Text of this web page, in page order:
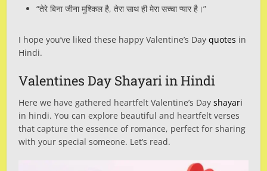
“तेरे बिना जीना मुश्किल है, तेरा साथ ही मेरा सच्चा प्यार है।”
I hope you’ve liked these happy Valentine’s Dayquotes in
Hindi.
Valentines Day Shayari in Hindi
Here we have gathered heartfelt Valentine’s Dayshayari
in hindi. You can explore beautiful and heartfelt verses
that capture the essence of romance, perfect for sharing
with your special someone. Let’s read.